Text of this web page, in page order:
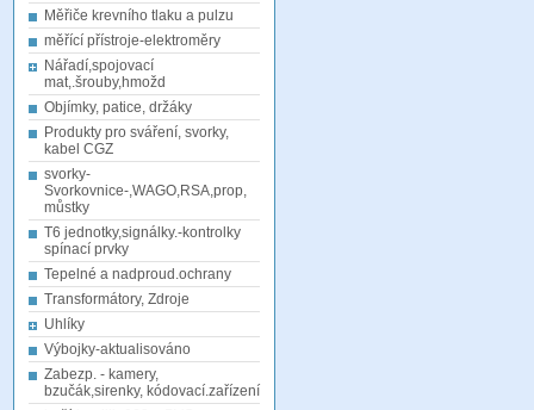
Měřiče krevního tlaku a pulzu
měřící přístroje-elektroměry
Nářadí,spojovací
mat,.šrouby,hmožd
Objímky, patice, držáky
Produkty pro sváření, svorky,
kabel CGZ
svorky-
Svorkovnice-,WAGO,RSA,prop,
můstky
T6 jednotky,signálky.-kontrolky
spínací prvky
Tepelné a nadproud.ochrany
Transformátory, Zdroje
Uhlíky
Výbojky-aktualisováno
Zabezp. - kamery,
bzučák,sirenky, kódovací.zařízení